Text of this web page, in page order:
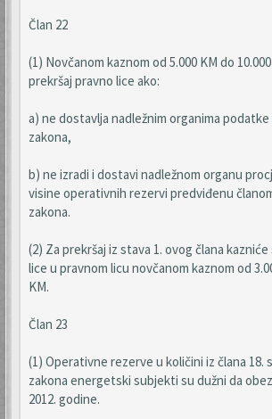
Član 22
(1) Novčanom kaznom od 5.000 KM do
prekršaj pravno lice ako:
a) ne dostavlja nadležnim organima podatke
zakona,
b) ne izradi i dostavi nadležnom organu
visine operativnih rezervi predviđenu
zakona.
(2) Za prekršaj iz stava 1. ovog člana
lice u pravnom licu novčanom kaznom od
KM.
Član 23
(1) Operativne rezerve u količini iz člana 18.
zakona energetski subjekti su dužni da
2012. godine.